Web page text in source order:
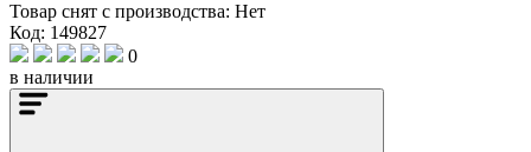
Товар снят с производства: Нет
Код: 149827
0
в наличии